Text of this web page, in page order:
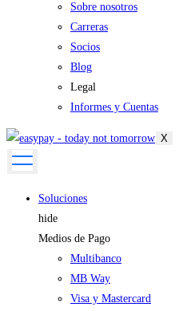
Sobre nosotros
Carreras
Socios
Blog
Legal
Informes y Cuentas
X
Soluciones
hide
Medios de Pago
Multibanco
MB Way
Visa y Mastercard